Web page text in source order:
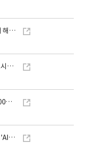
서울 AI 허브, 팀휴먼과 ‘커서 해커톤’ 개최…공공데이터 활용 도시문제 해결
서울 AI 허브, 시민이 AI로 도시문제 해결하는 혁신의 장 연다
서울 AI 허브, AI 스타트업 100개사에 GPU 클라우드 20억원 규모 지원
서울 AI 허브, 유망 AI기업과 'AI·빅데이터쇼' 공동관 열어